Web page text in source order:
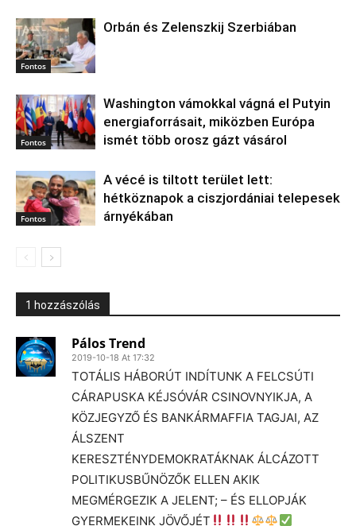
Fontos
Orbán és Zelenszkij Szerbiában
Fontos
Washington vámokkal vágná el Putyin
energiaforrásait, miközben Európa
ismét több orosz gázt vásárol
Fontos
A vécé is tiltott terület lett:
hétköznapok a ciszjordániai telepesek
árnyékában
1 hozzászólás
Pálos Trend
2019-10-18 At 17:32
TOTÁLIS HÁBORÚT INDÍTUNK A FELCSÚTI
CÁRAPUSKA KÉJSÓVÁR CSINOVNYIKJA, A
KÖZJEGYZŐ ÉS BANKÁRMAFFIA TAGJAI, AZ
ÁLSZENT
KERESZTÉNYDEMOKRATÁKNAK ÁLCÁZOTT
POLITIKUSBŰNÖZŐK ELLEN AKIK
MEGMÉRGEZIK A JELENT; – ÉS ELLOPJÁK
GYERMEKEINK JÖVŐJÉT